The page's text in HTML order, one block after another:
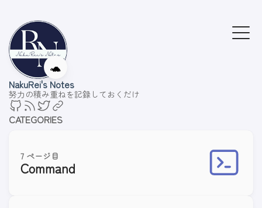
🐢
NakuRei's Notes
努力の積み重ねを記録しておくだけ
CATEGORIES
7 ページ目
Command